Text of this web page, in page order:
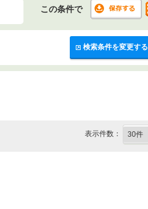
この条件で
検索条件を変更する
表示件数：